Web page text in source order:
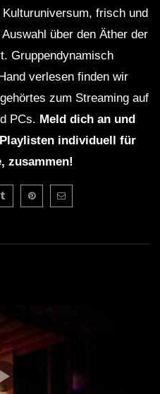
frisch und
über den Äther der
Gruppendynamisch
verlesen finden wir
zum Streaming auf
PCs. Meld dich an und
individuell für
zusammen!